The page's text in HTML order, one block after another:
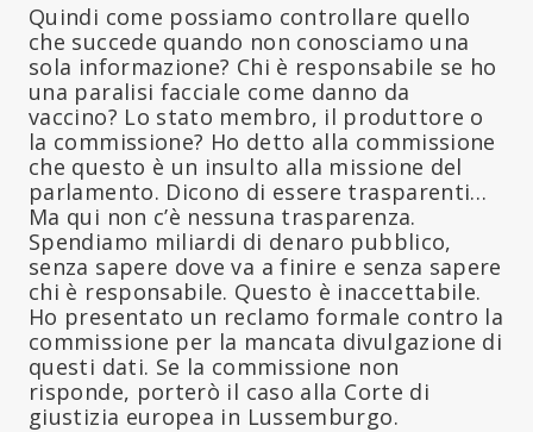
Quindi come possiamo controllare quello
che succede quando non conosciamo una
sola informazione? Chi è responsabile se ho
una paralisi facciale come danno da
vaccino? Lo stato membro, il produttore o
la commissione? Ho detto alla commissione
che questo è un insulto alla missione del
parlamento. Dicono di essere trasparenti…
Ma qui non c’è nessuna trasparenza.
Spendiamo miliardi di denaro pubblico,
senza sapere dove va a finire e senza sapere
chi è responsabile. Questo è inaccettabile.
Ho presentato un reclamo formale contro la
commissione per la mancata divulgazione di
questi dati. Se la commissione non
risponde, porterò il caso alla Corte di
giustizia europea in Lussemburgo.